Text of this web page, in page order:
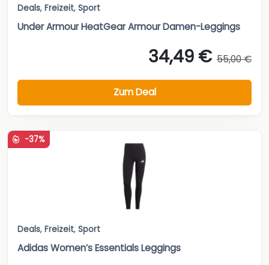
Deals, Freizeit, Sport
Under Armour HeatGear Armour Damen-Leggings
34,49 € 55,00 €
Zum Deal
-37%
Deals, Freizeit, Sport
Adidas Women’s Essentials Leggings